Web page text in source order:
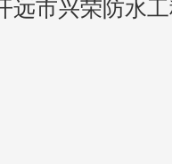
远市兴荣防水